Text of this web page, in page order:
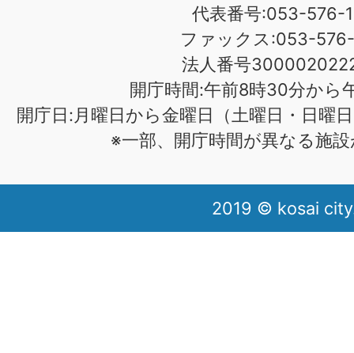
代表番号:053-576-
ファックス:053-576-
法人番号
開庁時間:午前8時30分から
開庁日:月曜日から金曜日（土曜日・日曜
※一部、開庁時間が異なる施
2019 © kosai